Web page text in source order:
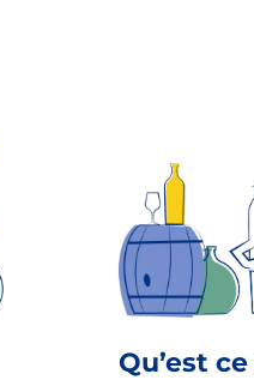
Qu’est